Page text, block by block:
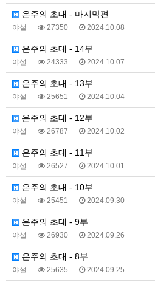
은주의 초대 - 마지막편
야설 27350 2024.10.08
은주의 초대 - 14부
야설 24333 2024.10.07
은주의 초대 - 13부
야설 25651 2024.10.04
은주의 초대 - 12부
야설 26787 2024.10.02
은주의 초대 - 11부
야설 26527 2024.10.01
은주의 초대 - 10부
야설 25451 2024.09.30
은주의 초대 - 9부
야설 26930 2024.09.26
은주의 초대 - 8부
야설 25635 2024.09.25